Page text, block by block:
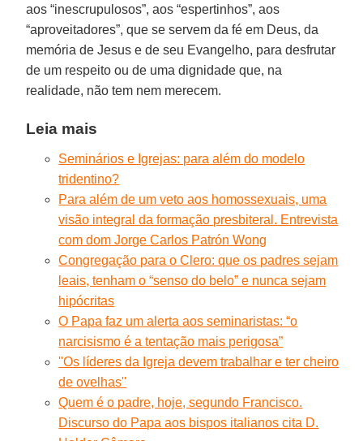
aos “inescrupulosos”, aos “espertinhos”, aos
“aproveitadores”, que se servem da fé em Deus, da
memória de Jesus e de seu Evangelho, para desfrutar
de um respeito ou de uma dignidade que, na
realidade, não tem nem merecem.
Leia mais
Seminários e Igrejas: para além do modelo
tridentino?
Para além de um veto aos homossexuais, uma
visão integral da formação presbiteral. Entrevista
com dom Jorge Carlos Patrón Wong
Congregação para o Clero: que os padres sejam
leais, tenham o “senso do belo” e nunca sejam
hipócritas
O Papa faz um alerta aos seminaristas: “o
narcisismo é a tentação mais perigosa”
''Os líderes da Igreja devem trabalhar e ter cheiro
de ovelhas''
Quem é o padre, hoje, segundo Francisco.
Discurso do Papa aos bispos italianos cita D.